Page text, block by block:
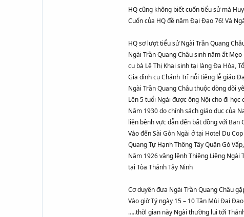
HQ cũng không biết cuốn tiểu sử mà
Cuốn của HQ đề năm Đại Đạo 76! Và
HQ sơ lượt tiểu sử Ngài Trần Quang
Ngài Trần Quang Châu sinh năm ất
cụ bà Lê Thị Khai sinh tại làng Đa Hòa,
Gia đình cụ Chánh Trĩ nỗi tiếng lễ giáo
Ngài Trần Quang Châu thuộc dòng dõi
Lên 5 tuổi Ngài được ông Nội cho đi
Năm 1930 do chính sách giáo dục của
liền bênh vực dẫn đến bất đồng với
Vào đến Sài Gòn Ngài ở tại Hotel Du
Quang Tự Hạnh Thông Tây Quận Gò
Năm 1926 vâng lệnh Thiêng Liêng Ngài
tại Tòa Thánh Tây Ninh
Cơ duyên đưa Ngài Trần Quang Châu
Vào giờ Tý ngày 15 – 10 Tân Mùi Đại
…..thời gian này Ngài thường lui tới